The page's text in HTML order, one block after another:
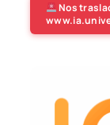
Nos